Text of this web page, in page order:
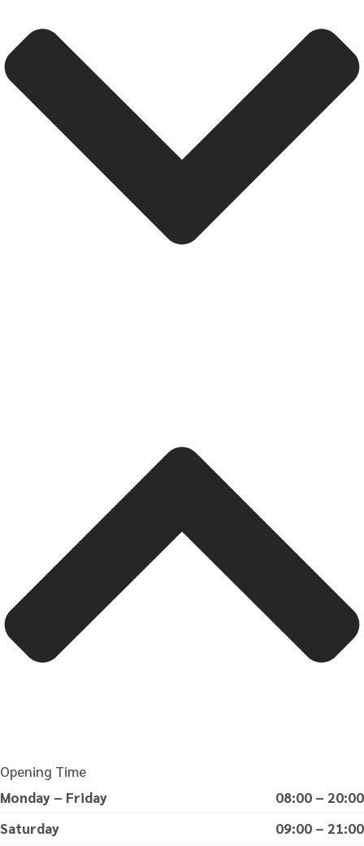
Opening Time
Monday – Friday
08:00 – 20:00
Saturday
09:00 – 21:00